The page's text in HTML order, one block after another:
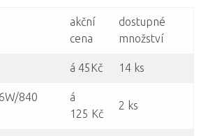
akční
cena
dostupné
množství
á 45Kč 14 ks
840
á
125 Kč
2 ks